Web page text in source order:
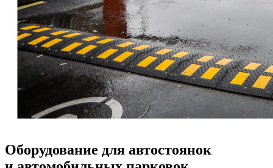
Оборудование для автостоянок